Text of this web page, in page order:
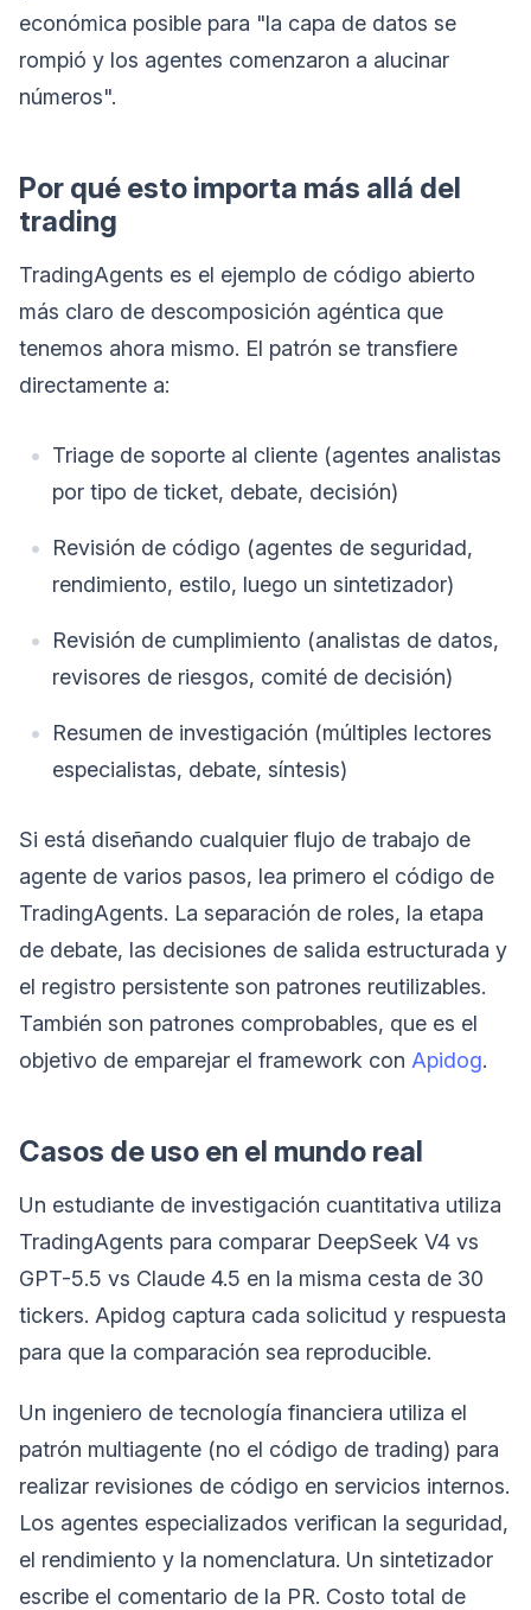
económica posible para "la capa de datos se
rompió y los agentes comenzaron a alucinar
números".
Por qué esto importa más allá del
trading
TradingAgents es el ejemplo de código abierto
más claro de descomposición agéntica que
tenemos ahora mismo. El patrón se transfiere
directamente a:
Triage de soporte al cliente (agentes analistas
por tipo de ticket, debate, decisión)
Revisión de código (agentes de seguridad,
rendimiento, estilo, luego un sintetizador)
Revisión de cumplimiento (analistas de datos,
revisores de riesgos, comité de decisión)
Resumen de investigación (múltiples lectores
especialistas, debate, síntesis)
Si está diseñando cualquier flujo de trabajo de
agente de varios pasos, lea primero el código de
TradingAgents. La separación de roles, la etapa
de debate, las decisiones de salida estructurada y
el registro persistente son patrones reutilizables.
También son patrones comprobables, que es el
objetivo de emparejar el framework con Apidog.
Casos de uso en el mundo real
Un estudiante de investigación cuantitativa utiliza
TradingAgents para comparar DeepSeek V4 vs
GPT-5.5 vs Claude 4.5 en la misma cesta de 30
tickers. Apidog captura cada solicitud y respuesta
para que la comparación sea reproducible.
Un ingeniero de tecnología financiera utiliza el
patrón multiagente (no el código de trading) para
realizar revisiones de código en servicios internos.
Los agentes especializados verifican la seguridad,
el rendimiento y la nomenclatura. Un sintetizador
escribe el comentario de la PR. Costo total de